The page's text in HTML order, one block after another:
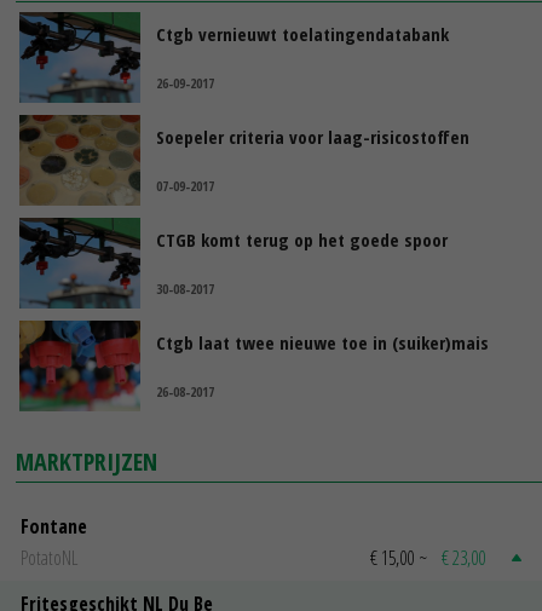
Ctgb vernieuwt toelatingendatabank
26-09-2017
Soepeler criteria voor laag-risicostoffen
07-09-2017
CTGB komt terug op het goede spoor
30-08-2017
Ctgb laat twee nieuwe toe in (suiker)mais
26-08-2017
MARKTPRIJZEN
Fontane
PotatoNL
€ 15,00 ~ € 23,00
Fritesgeschikt NL Du Be